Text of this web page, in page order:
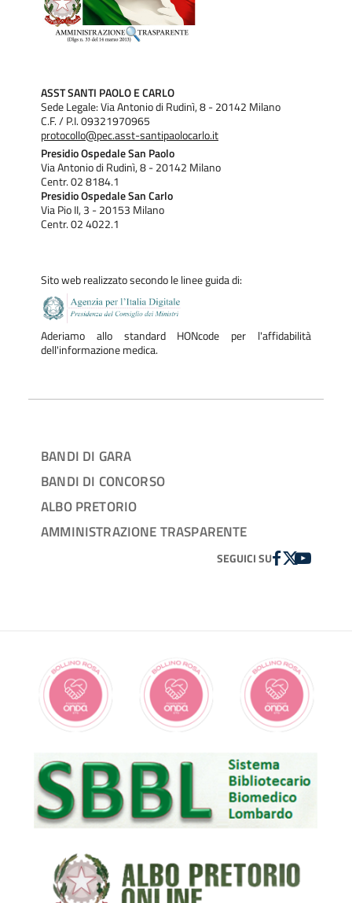
ASST SANTI PAOLO E CARLO
Sede Legale: Via Antonio di Rudinì, 8 - 20142 Milano
C.F. / P.I. 09321970965
protocollo@pec.asst-santipaolocarlo.it
Presidio Ospedale San Paolo
Via Antonio di Rudinì, 8 - 20142 Milano
Centr. 02 8184.1
Presidio Ospedale San Carlo
Via Pio II, 3 - 20153 Milano
Centr. 02 4022.1
Sito web realizzato secondo le linee guida di:
Aderiamo allo standard HONcode per l'affidabilità
dell'informazione medica.
BANDI DI GARA
BANDI DI CONCORSO
ALBO PRETORIO
AMMINISTRAZIONE TRASPARENTE
SEGUICI SUFACEBOOK
TWITTER
YOUTUBE